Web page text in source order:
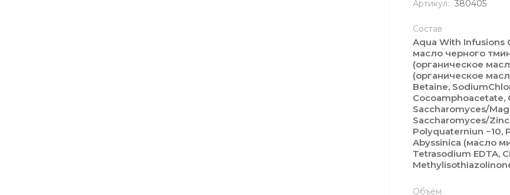
Артикул: 380405
Состав
Aqua With Infusions
масло черного
(органическое
(органическое
Betaine,
Cocoamphoacetate,
Saccharomyces/
Saccharomyces/
Polyquaterniun −10,
Abyssinica (масло
Tetrasodium EDTA,
Объём